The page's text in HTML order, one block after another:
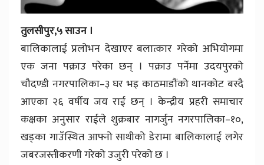
तुलसीपुर,५ साउन ।
बालिकालाई प्रलोभन देखाएर बलात्कार गरेको अभियोगमा
एक जना पक्राउ परेका छन् । पक्राउ पर्नेमा उदयपुरको
चौदण्डी नगरपालिका–३ घर भइ काठमाडौंको थानकोट बस्दै
आएका २६ वर्षीय जय राई छन् । केन्द्रीय प्रहरी समाचार
कक्षका अनुसार राईले शुक्रबार नागर्जुन नगरपालिका–१०,
खड्का गाउँस्थित आफ्नो साथीको डेरामा बालिकालाई लगेर
जबरजस्तीकरणी गरेको उजुरी परेको छ ।